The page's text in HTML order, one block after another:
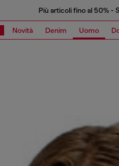
Più articoli fino al 50% -
Novità Denim Uomo